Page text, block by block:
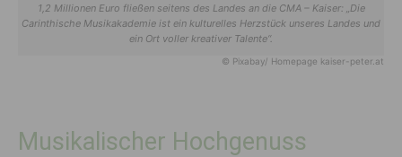
1,2 Millionen Euro fließen seitens des Landes an die CMA – Kaiser: „Die
Carinthische Musikakademie ist ein kulturelles Herzstück unseres Landes und
ein Ort voller kreativer Talente“.
© Pixabay/ Homepage kaiser-peter.at
Musikalischer Hochgenuss